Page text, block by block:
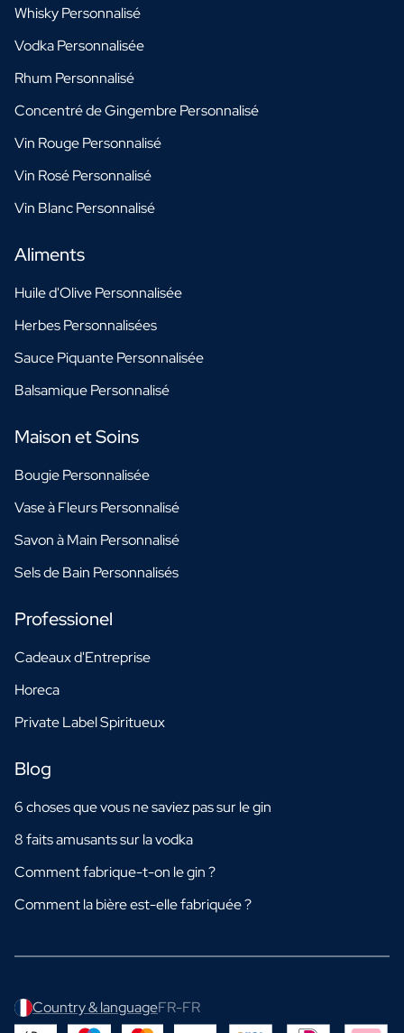
Whisky Personnalisé
Vodka Personnalisée
Rhum Personnalisé
Concentré de Gingembre Personnalisé
Vin Rouge Personnalisé
Vin Rosé Personnalisé
Vin Blanc Personnalisé
Aliments
Huile d'Olive Personnalisée
Herbes Personnalisées
Sauce Piquante Personnalisée
Balsamique Personnalisé
Maison et Soins
Bougie Personnalisée
Vase à Fleurs Personnalisé
Savon à Main Personnalisé
Sels de Bain Personnalisés
Professionel
Cadeaux d'Entreprise
Horeca
Private Label Spiritueux
Blog
6 choses que vous ne saviez pas sur le gin
8 faits amusants sur la vodka
Comment fabrique-t-on le gin ?
Comment la bière est-elle fabriquée ?
Country & languageFR-FR